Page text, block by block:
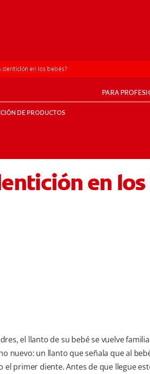
PARA
DE PRODUCTOS
en los bebés?
en los
el llanto de su bebé se vuelve
nuevo: un llanto que señala que al
el primer diente. Antes de que llegue